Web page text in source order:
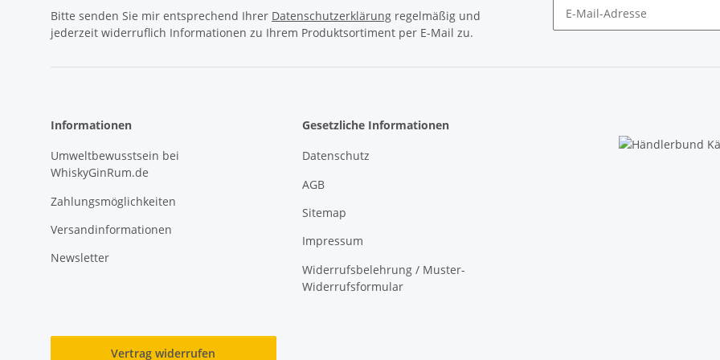
Bitte senden Sie mir entsprechend Ihrer Datenschutzerklärung regelmäßig und
jederzeit widerruflich Informationen zu Ihrem Produktsortiment per E-Mail zu.
Informationen
Umweltbewusstsein bei
WhiskyGinRum.de
Zahlungsmöglichkeiten
Versandinformationen
Newsletter
Gesetzliche Informationen
Datenschutz
AGB
Sitemap
Impressum
Widerrufsbelehrung / Muster-
Widerrufsformular
Vertrag widerrufen